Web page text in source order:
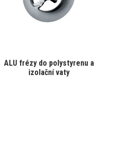
ALU frézy do polystyrenu a
izolační vaty